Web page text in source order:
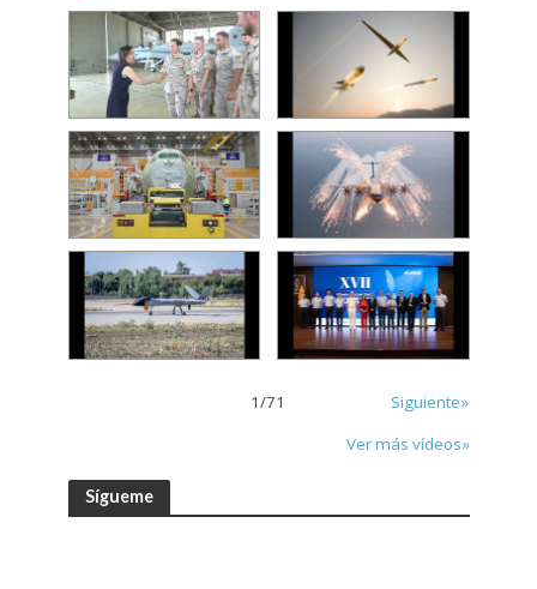
1/71
Siguiente»
Ver más vídeos»
Sígueme